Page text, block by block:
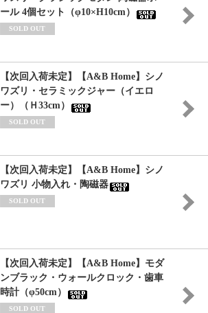
ール 4個セット（φ10×H10cm）
SOLD OUT
【次回入荷未定】【A&B Home】シノ
ワズリ・セラミックジャー（イエロ
ー）（Ｈ33cm）
SOLD OUT
【次回入荷未定】【A&B Home】シノ
ワズリ 小物入れ・陶磁器
SOLD OUT
【次回入荷未定】【A&B Home】モダ
ンブラック・ウォールクロック・歯車
時計（φ50cm）
SOLD OUT